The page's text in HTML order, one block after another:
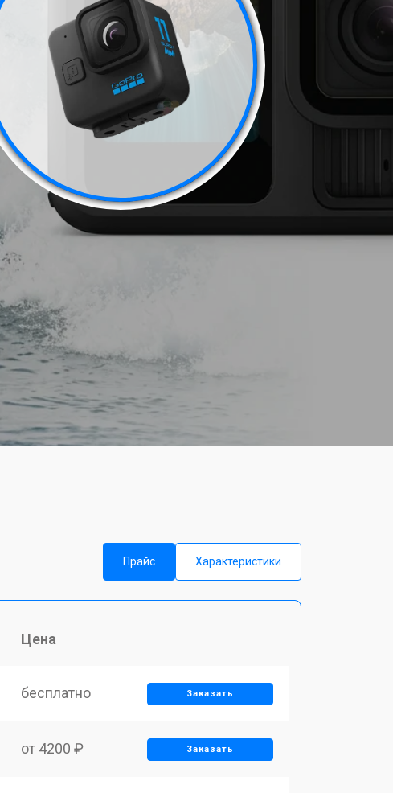
Прайс
Характеристики
Цена
бесплатно Заказать
от 4200 ₽ Заказать